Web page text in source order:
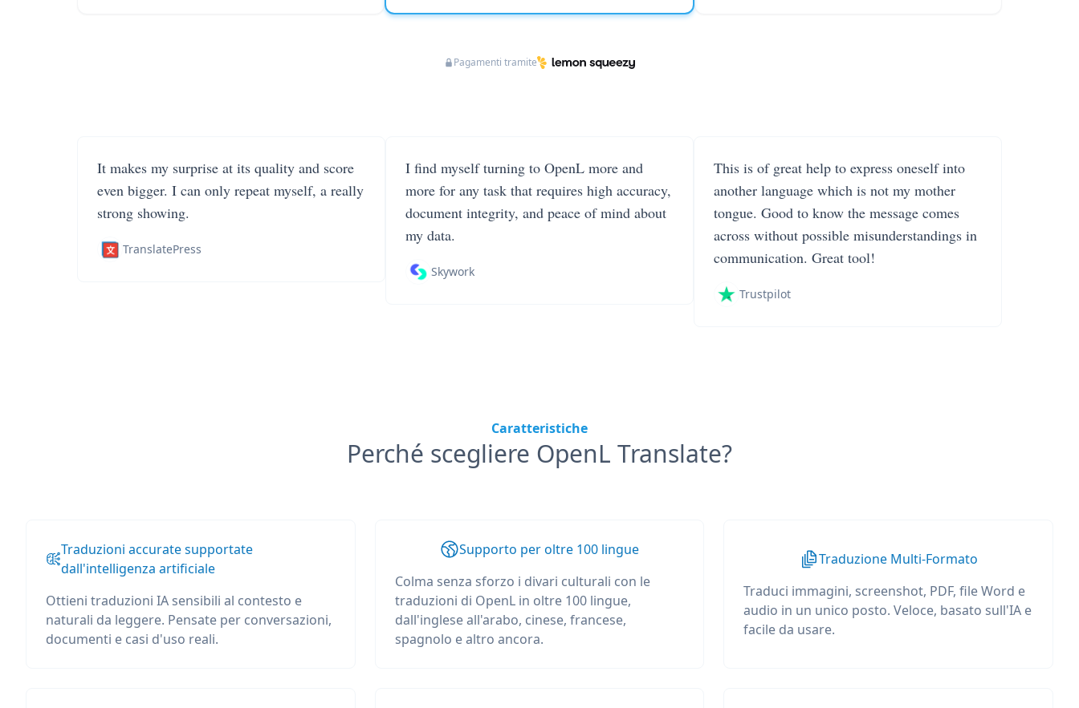
Pagamenti tramite
It makes my surprise at its quality and score
even bigger. I can only repeat myself, a really
strong showing.
TranslatePress
I find myself turning to OpenL more and
more for any task that requires high accuracy,
document integrity, and peace of mind about
my data.
Skywork
This is of great help to express oneself into
another language which is not my mother
tongue. Good to know the message comes
across without possible misunderstandings in
communication. Great tool!
Trustpilot
Caratteristiche
Perché scegliere OpenL Translate?
Traduzioni accurate supportate
dall'intelligenza artificiale
Ottieni traduzioni IA sensibili al contesto e
naturali da leggere. Pensate per conversazioni,
documenti e casi d'uso reali.
Supporto per oltre 100 lingue
Colma senza sforzo i divari culturali con le
traduzioni di OpenL in oltre 100 lingue,
dall'inglese all'arabo, cinese, francese,
spagnolo e altro ancora.
Traduzione Multi-Formato
Traduci immagini, screenshot, PDF, file Word e
audio in un unico posto. Veloce, basato sull'IA e
facile da usare.